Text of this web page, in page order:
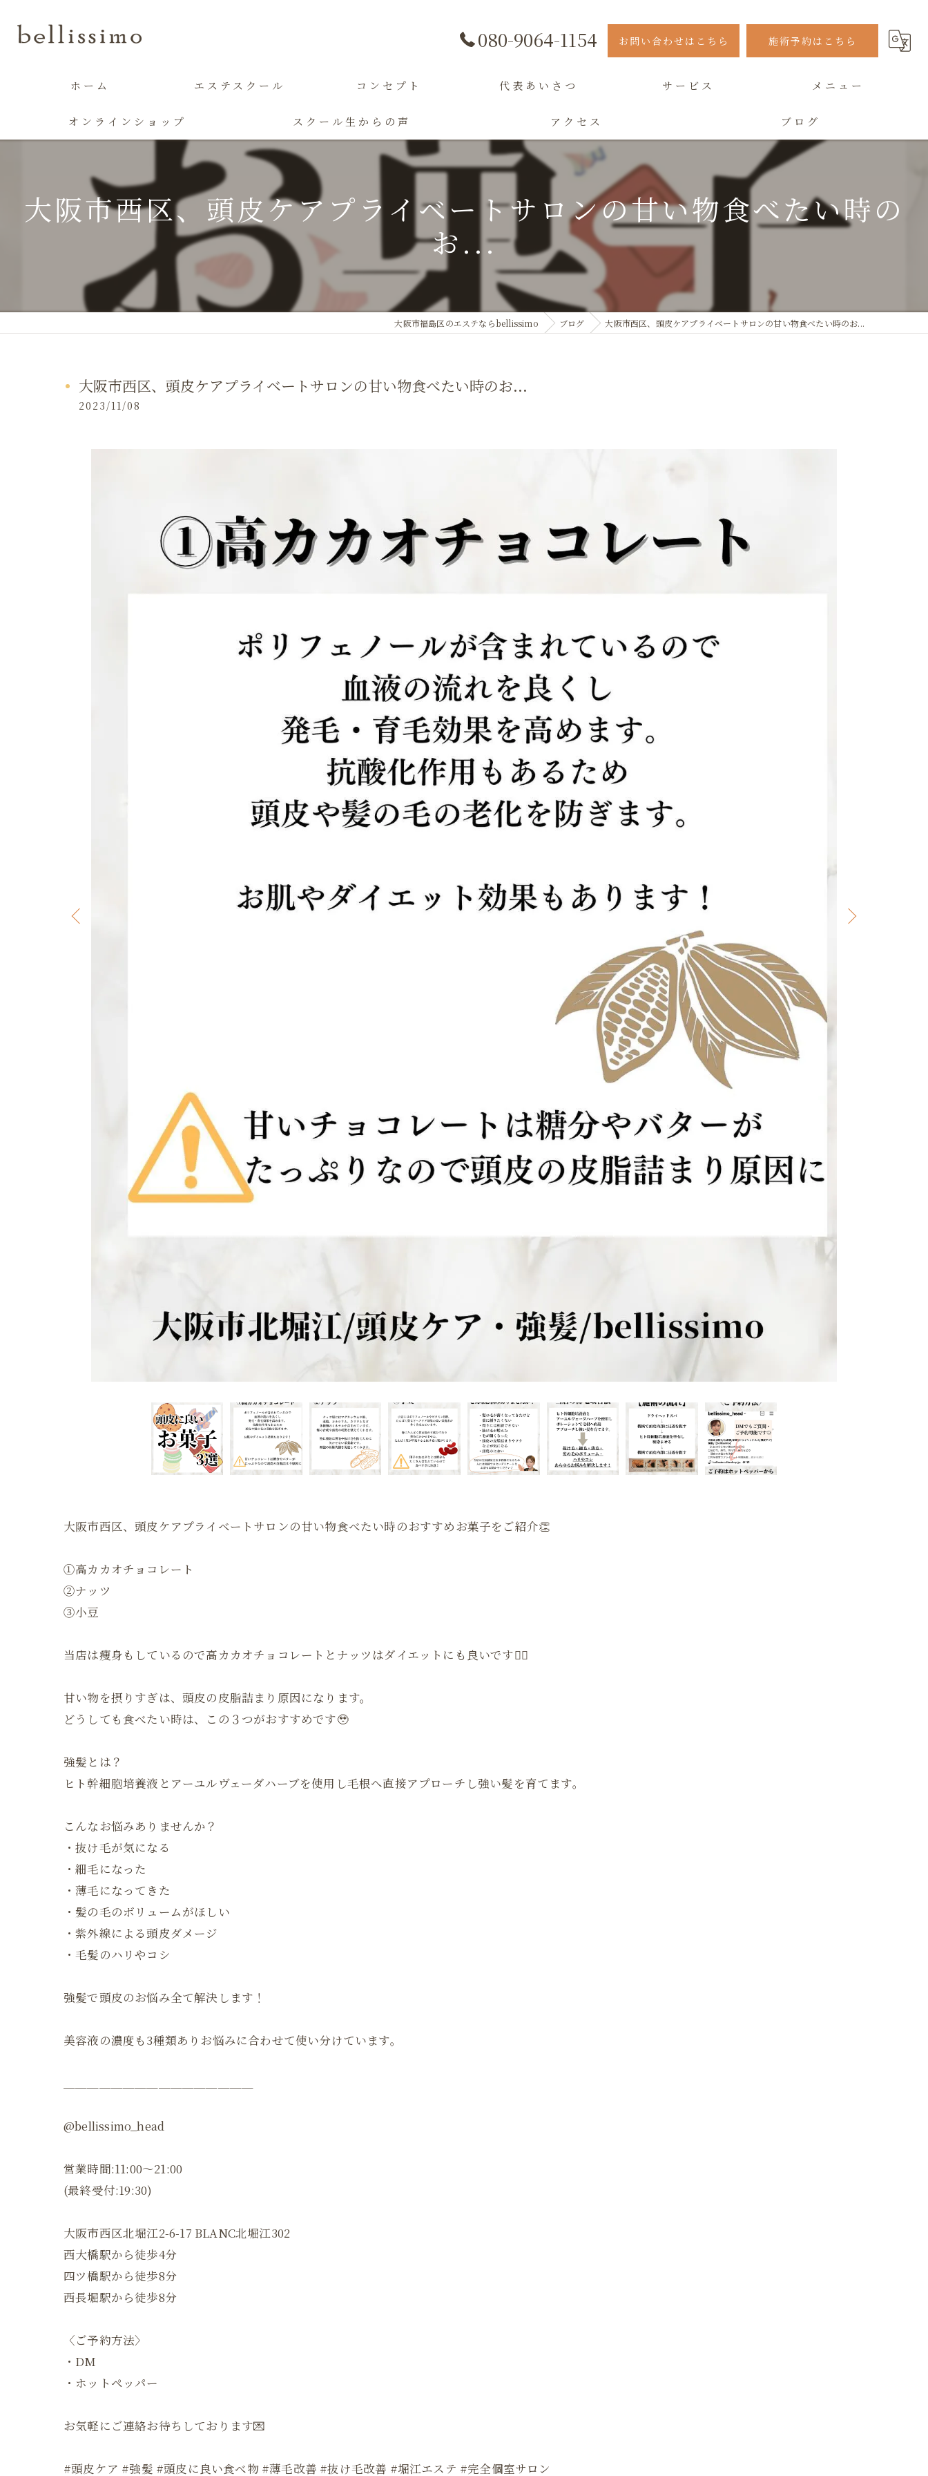
080-9064-1154 お問い合わせはこちら 施術予約はこちら
ホーム エステスクール コンセプト 代表あいさつ サービス メニュー
オンラインショップ スクール生からの声 アクセス ブログ
大阪市西区、頭皮ケアプライベートサロンの甘い物食べたい時の
お...
大阪市福島区のエステならbellissimo ブログ 大阪市西区、頭皮ケアプライベートサロンの甘い物食べたい時のお...
大阪市西区、頭皮ケアプライベートサロンの甘い物食べたい時のお...
2023/11/08
大阪市西区、頭皮ケアプライベートサロンの甘い物食べたい時のおすすめお菓子をご紹介👏
①高カカオチョコレート
②ナッツ
③小豆
当店は痩身もしているので高カカオチョコレートとナッツはダイエットにも良いです🙆‍♀️
甘い物を摂りすぎは、頭皮の皮脂詰まり原因になります。
どうしても食べたい時は、この３つがおすすめです🥹
強髪とは？
ヒト幹細胞培養液とアーユルヴェーダハーブを使用し毛根へ直接アプローチし強い髪を育てます。
こんなお悩みありませんか？
・抜け毛が気になる
・細毛になった
・薄毛になってきた
・髪の毛のボリュームがほしい
・紫外線による頭皮ダメージ
・毛髪のハリやコシ
強髪で頭皮のお悩み全て解決します！
美容液の濃度も3種類ありお悩みに合わせて使い分けています。
@bellissimo_head
営業時間:11:00〜21:00
(最終受付:19:30)
大阪市西区北堀江2-6-17 BLANC北堀江302
西大橋駅から徒歩4分
四ツ橋駅から徒歩8分
西長堀駅から徒歩8分
〈ご予約方法〉
・DM
・ホットペッパー
お気軽にご連絡お待ちしております💌
#頭皮ケア #強髪 #頭皮に良い食べ物 #薄毛改善 #抜け毛改善 #堀江エステ #完全個室サロン